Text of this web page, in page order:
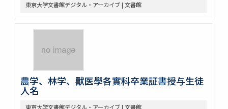
東京大学文書館デジタル・アーカイブ | 文書館
農学、林学、獸医學各實科卒業証書授与生徒
人名
東京大学文書館デジタル・アーカイブ | 文書館